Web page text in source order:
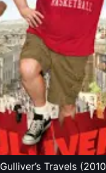
Travels